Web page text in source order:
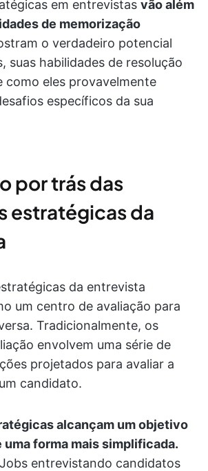
em entrevistas vão além
de memorização
o verdadeiro potencial
suas habilidades de resolução
como eles provavelmente
específicos da sua
por trás das
estratégicas da
da entrevista
um centro de avaliação para
Tradicionalmente, os
envolvem uma série de
projetados para avaliar a
candidato.
alcançam um objetivo
uma forma mais simplificada.
entrevistando candidatos